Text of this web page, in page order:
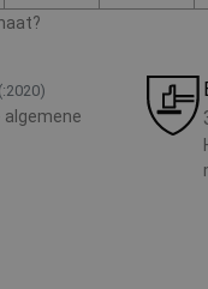
(:2020)
algemene